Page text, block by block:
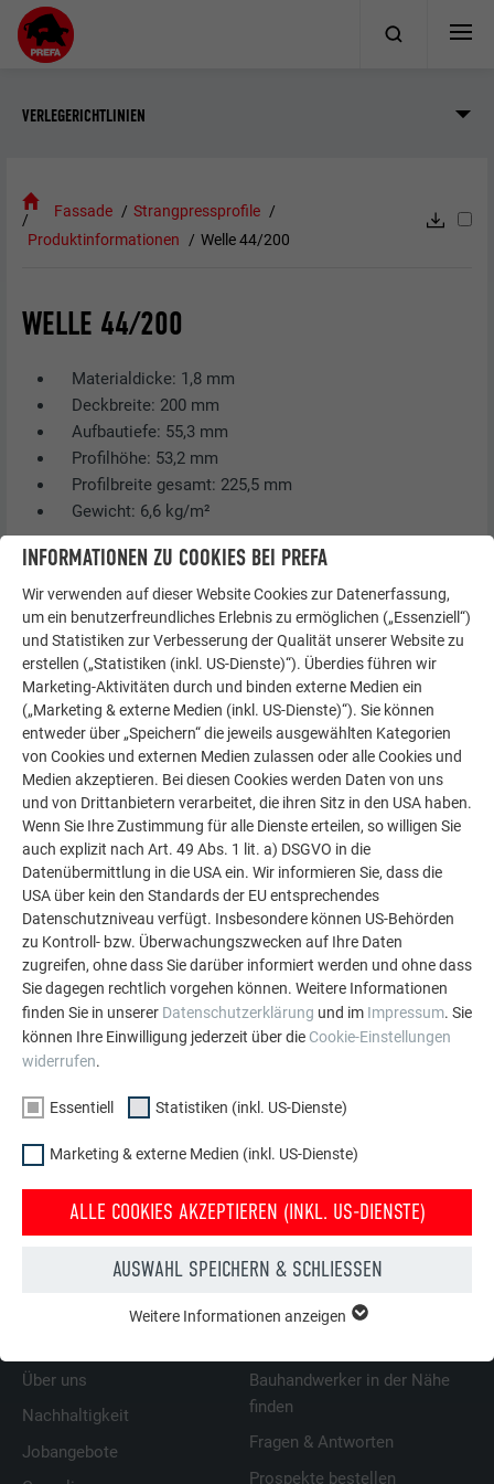
VERLEGERICHTLINIEN
Fassade
Strangpressprofile
Produktinformationen
Welle 44/200
WELLE 44/200
Materialdicke: 1,8 mm
Deckbreite: 200 mm
Aufbautiefe: 55,3 mm
Profilhöhe: 53,2 mm
Profilbreite gesamt: 225,5 mm
Gewicht: 6,6 kg/m²
ZURÜCK WEITER
Über uns
Nachhaltigkeit
Jobangebote
Bauhandwerker in der Nähe
finden
Fragen & Antworten
Prospekte bestellen
INFORMATIONEN ZU COOKIES BEI PREFA
Wir verwenden auf dieser Website Cookies zur Datenerfassung,
um ein benutzerfreundliches Erlebnis zu ermöglichen („Essenziell“)
und Statistiken zur Verbesserung der Qualität unserer Website zu
erstellen („Statistiken (inkl. US-Dienste)“). Überdies führen wir
Marketing-Aktivitäten durch und binden externe Medien ein
(„Marketing & externe Medien (inkl. US-Dienste)“). Sie können
entweder über „Speichern“ die jeweils ausgewählten Kategorien
von Cookies und externen Medien zulassen oder alle Cookies und
Medien akzeptieren. Bei diesen Cookies werden Daten von uns
und von Drittanbietern verarbeitet, die ihren Sitz in den USA haben.
Wenn Sie Ihre Zustimmung für alle Dienste erteilen, so willigen Sie
auch explizit nach Art. 49 Abs. 1 lit. a) DSGVO in die
Datenübermittlung in die USA ein. Wir informieren Sie, dass die
USA über kein den Standards der EU entsprechendes
Datenschutzniveau verfügt. Insbesondere können US-Behörden
zu Kontroll- bzw. Überwachungszwecken auf Ihre Daten
zugreifen, ohne dass Sie darüber informiert werden und ohne dass
Sie dagegen rechtlich vorgehen können. Weitere Informationen
finden Sie in unserer Datenschutzerklärung und im Impressum. Sie
können Ihre Einwilligung jederzeit über die Cookie-Einstellungen
widerrufen.
Essentiell Statistiken (inkl. US-Dienste)
Marketing & externe Medien (inkl. US-Dienste)
ALLE COOKIES AKZEPTIEREN (INKL. US-DIENSTE)
AUSWAHL SPEICHERN & SCHLIESSEN
Funktionen der Website benötigt. Dadurch ist gewährleistet,
Name Cookie-Informationen anzeigen
Weitere Informationen anzeigen